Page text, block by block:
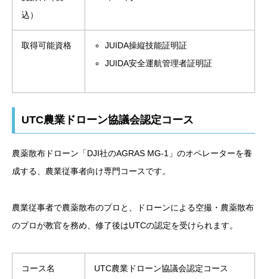
込）
取得可能資格
JUIDA操縦技能証明証
JUIDA安全運航管理者証明証
UTC農業ドローン協議会認定コース
農薬散布ドローン「DJI社のAGRAS MG-1」のオペレーターを養
成する、農業従事者向け専門コースです。
農業従事者で農薬散布のプロと、ドローンによる空撮・農薬散布
のプロが教官を務め、修了後はUTCの認定を受けられます。
コース名 UTC農業ドローン協議会認定コース